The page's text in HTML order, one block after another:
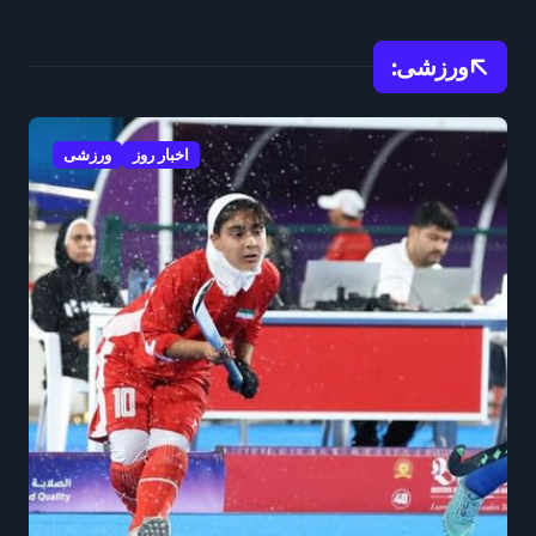
ورزشی:
اخبار روز ورزشی